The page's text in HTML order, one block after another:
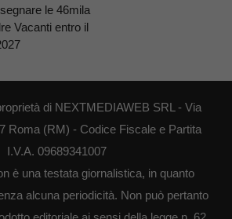
le 46mila
Vacanti entro il
di NEXTMEDIAWEB SRL - Via
Roma (RM) - Codice Fiscale e Partita
I.V.A. 09689341007
è una testata giornalistica, in quanto
alcuna periodicità. Non può pertanto